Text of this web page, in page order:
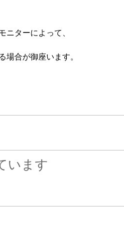
ニターによって、
場合が御座います。
います